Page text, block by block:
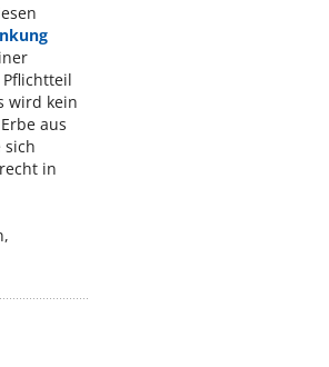
wird kein
aus
sich
in